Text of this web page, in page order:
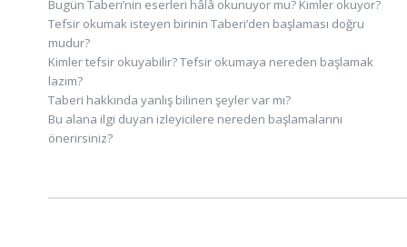
Bugün Taberi’nin eserleri hâlâ okunuyor mu? Kimler okuyor?
Tefsir okumak isteyen birinin Taberi’den başlaması doğru
mudur?
Kimler tefsir okuyabilir? Tefsir okumaya nereden başlamak
lazım?
Taberi hakkında yanlış bilinen şeyler var mı?
Bu alana ilgi duyan izleyicilere nereden başlamalarını
önerirsiniz?